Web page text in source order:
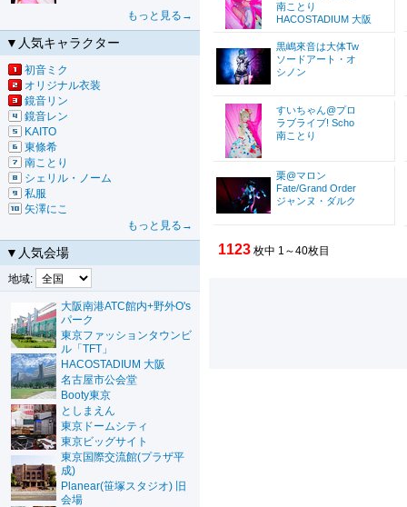
もっと見る→
▼人気キャラクター
初音ミク
オリジナル衣装
鏡音リン
鏡音レン
KAITO
東條希
南ことり
シェリル・ノーム
私服
矢澤にこ
もっと見る→
▼人気会場
地域:
大阪南港ATC館内+野外O's
パーク
東京ファッションタウンビ
ル「TFT」
HACOSTADIUM 大阪
名古屋市公会堂
Booty東京
としまえん
東京ドームシティ
東京ビッグサイト
東京国際交流館(プラザ平
成)
Planear(笹塚スタジオ) 旧
会場
南ことり
HACOSTADIUM 大阪
黒嶋來音は大体Tw
ソードアート・オ
シノン
すいちゃん@プロ
ラブライブ! Scho
南ことり
栗@マロン
Fate/Grand Order
ジャンヌ・ダルク
1123 枚中 1～40枚目